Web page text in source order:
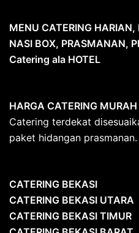
MENU CATERING
NASI BOX, PRASMANAN,
Catering ala HOTEL
HARGA CATERING MURAH
Catering terdekat
paket hidangan prasmanan.
CATERING BEKASI
CATERING BEKASI UTARA
CATERING BEKASI TIMUR